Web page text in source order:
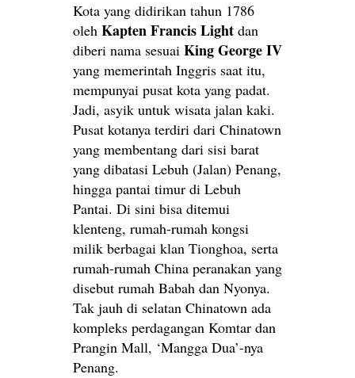
Kota yang didirikan tahun 1786
oleh Kapten Francis Light dan
diberi nama sesuai King George IV
yang memerintah Inggris saat itu,
mempunyai pusat kota yang padat.
Jadi, asyik untuk wisata jalan kaki.
Pusat kotanya terdiri dari Chinatown
yang membentang dari sisi barat
yang dibatasi Lebuh (Jalan) Penang,
hingga pantai timur di Lebuh
Pantai. Di sini bisa ditemui
klenteng, rumah-rumah kongsi
milik berbagai klan Tionghoa, serta
rumah-rumah China peranakan yang
disebut rumah Babah dan Nyonya.
Tak jauh di selatan Chinatown ada
kompleks perdagangan Komtar dan
Prangin Mall, ‘Mangga Dua’-nya
Penang.